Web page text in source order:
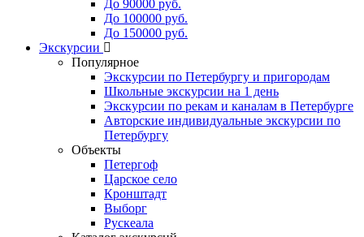
До 90000 руб.
До 100000 руб.
До 150000 руб.
Экскурсии
Популярное
Экскурсии по Петербургу и пригородам
Школьные экскурсии на 1 день
Экскурсии по рекам и каналам в Петербурге
Авторские индивидуальные экскурсии по
Петербургу
Объекты
Петергоф
Царское село
Кронштадт
Выборг
Рускеала